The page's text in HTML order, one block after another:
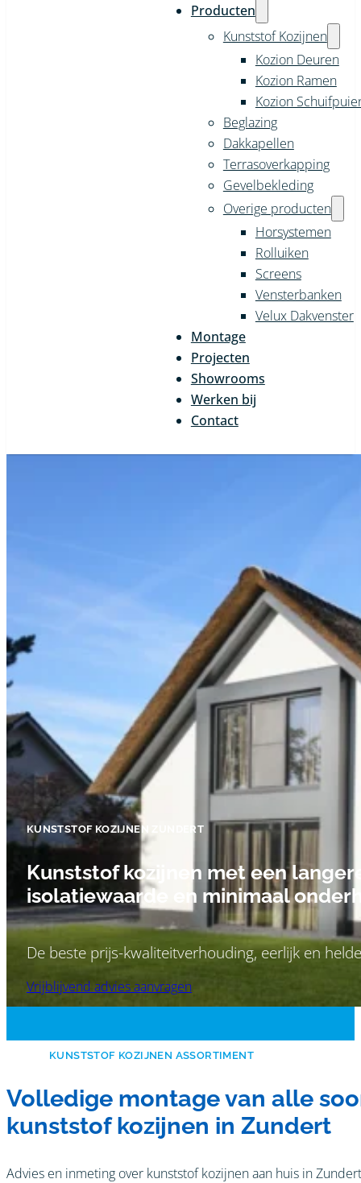
Producten
Kunststof Kozijnen
Kozion Deuren
Kozion Ramen
Kozion
Beglazing
Dakkapellen
Terrasoverkapping
Gevelbekleding
Overige producten
Horsystemen
Rolluiken
Screens
Vensterbanken
Velux Dakvenster
Montage
Projecten
Showrooms
Werken bij
Contact
KUNSTSTOF KOZIJNEN ZUNDERT
Kunststof kozijnen met een
isolatiewaarde en minimaal
De beste prijs-kwaliteitverhouding, eerlijk en
Vrijblijvend advies aanvragen
KUNSTSTOF KOZIJNEN ASSORTIMENT
Volledige montage van alle
kunststof kozijnen in Zundert
Advies en inmeting over kunststof kozijnen aan huis in